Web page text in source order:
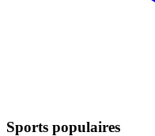
Sports populaires